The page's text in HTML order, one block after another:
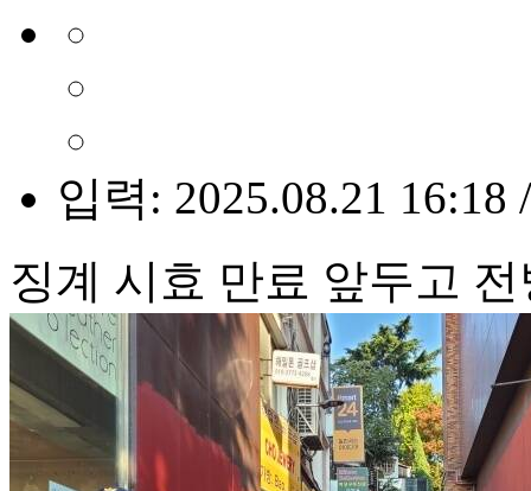
입력: 2025.08.21 16:18
징계 시효 만료 앞두고